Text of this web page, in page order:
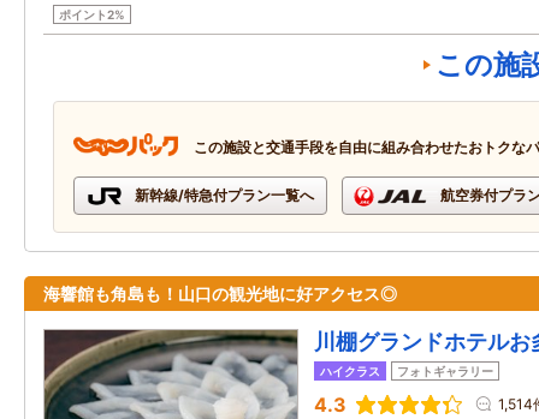
ポイント2%
この施
この施設と交通手段を自由に組み合わせたおトクな
新幹線/特急付プラン一覧へ 航空券付プラ
海響館も角島も！山口の観光地に好アクセス◎
川棚グランドホテルお
ハイクラス フォトギャラリー
4.3 1,514